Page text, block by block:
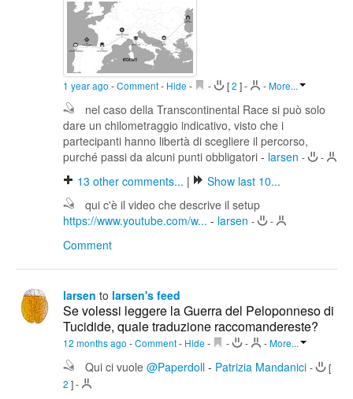
1 year ago -Comment- Hide - - [2 ]- -More...
nel caso della Transcontinental Race si può solo
dare un chilometraggio indicativo, visto che i
partecipanti hanno libertà di scegliere il percorso,
purché passi da alcuni punti obbligatori - larsen - -
13 other comments... |
Show last 10...
qui c'è il video che descrive il setup
https://www.youtube.com/w... - larsen - -
Comment
larsen to larsen's feed
Se volessi leggere la Guerra del Peloponneso di
Tucidide, quale traduzione raccomandereste?
12 months ago -Comment- Hide - - - -More...
Qui ci vuole @Paperdoll - Patrizia Mandanici -
[
2 ]-